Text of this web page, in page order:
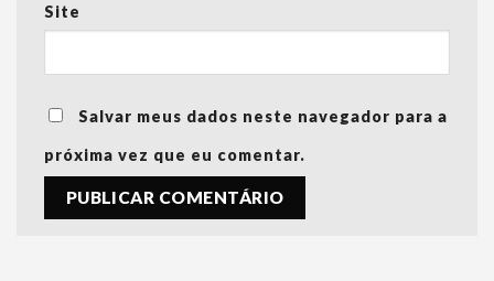
Site
Salvar meus dados neste navegador para a
próxima vez que eu comentar.